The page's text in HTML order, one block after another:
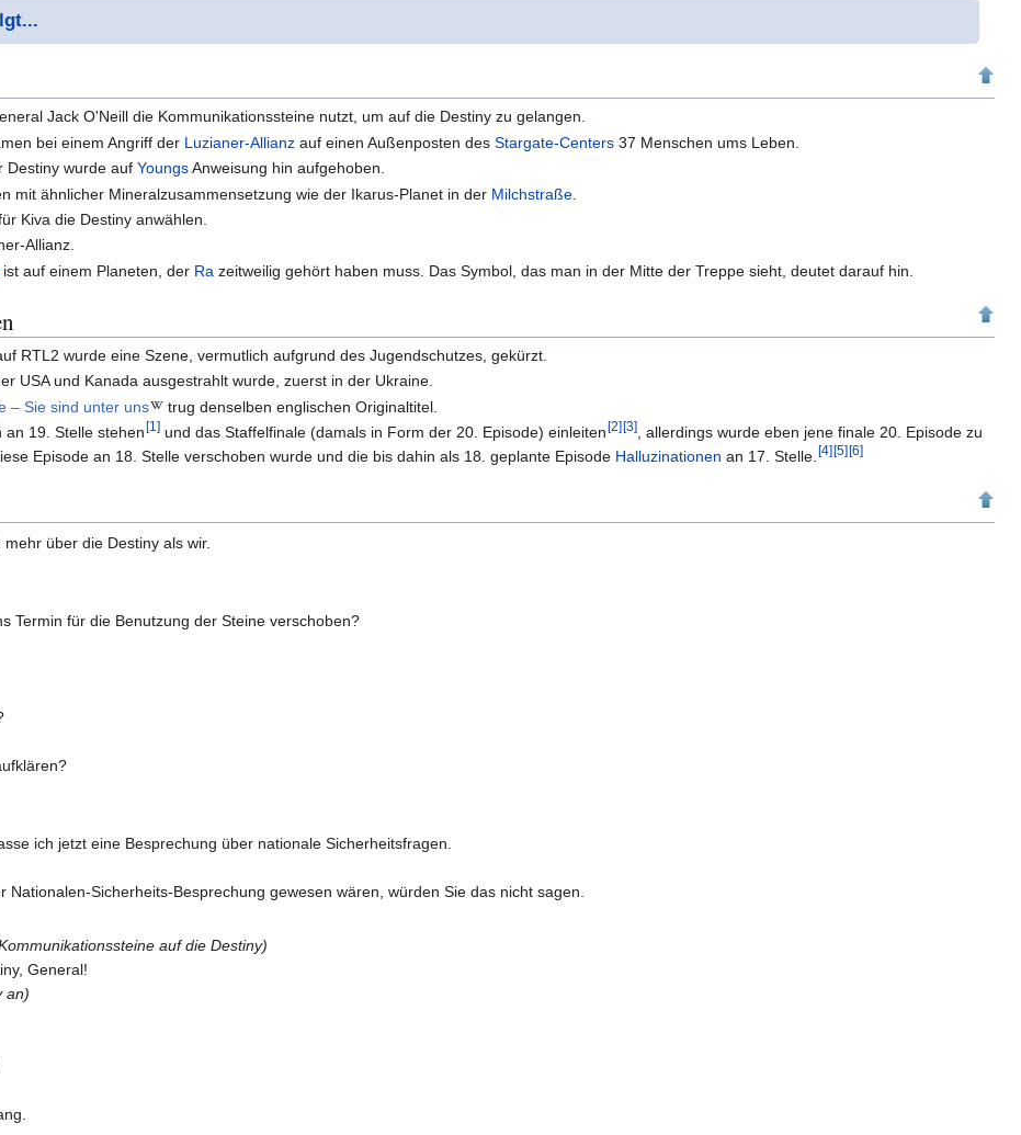
Jack O'Neill die Kommunikationssteine nutzt, um auf die Destiny zu gelangen.
bei einem Angriff der Luzianer-Allianz auf einen Außenposten desStargate-Centers 37 Menschen ums Leben.
Destiny wurde aufYoungsAnweisung hin aufgehoben.
mit ähnlicher Mineralzusammensetzung wie der Ikarus-Planet in der Milchstraße
Kiva die Destiny anwählen.
Allianz.
ist auf einem Planeten, der Ra zeitweilig gehört haben muss. Das Symbol, das man in der Mitte der Treppe sieht, deutet darauf hin.
RTL2 wurde eine Szene, vermutlich aufgrund des Jugendschutzes, gekürzt.
USA und Kanada ausgestrahlt wurde, zuerst in der Ukraine.
– Sie sind unter uns
trug denselben englischen Originaltitel.
an 19. Stelle stehen [1] und das Staffelfinale (damals in Form der 20. Episode) einleiten [2] [3]
, allerdings wurde eben jene finale 20. Episode zu
Episode an 18. Stelle verschoben wurde und die bis dahin als 18. geplante Episode Halluzinationen an 17. Stelle. [4] [5] [6]
über die Destiny als wir.
Termin für die Benutzung der Steine verschoben?
ich jetzt eine Besprechung über nationale Sicherheitsfragen.
Nationalen-Sicherheits-Besprechung gewesen wären, würden Sie das nicht sagen.
auf die Destiny)
General!
an)